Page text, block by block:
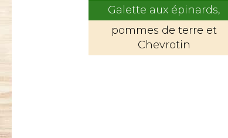
Galette aux épinards,
pommes de terre et
Chevrotin